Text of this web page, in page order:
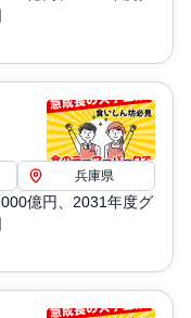
兵庫県
億円、2031年度グ